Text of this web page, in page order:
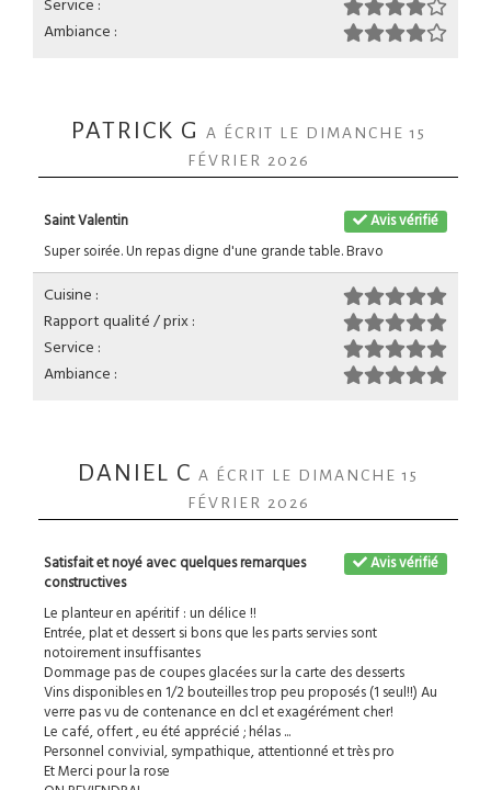
Service :
Ambiance :
PATRICK G
A ÉCRIT LE DIMANCHE 15
FÉVRIER 2026
Avis vérifié
Saint Valentin
Super soirée. Un repas digne d'une grande table. Bravo
Cuisine :
Rapport qualité / prix :
Service :
Ambiance :
DANIEL C A ÉCRIT LE DIMANCHE 15
FÉVRIER 2026
Avis vérifié
Satisfait et noyé avec quelques remarques
constructives
Le planteur en apéritif : un délice !!
Entrée, plat et dessert si bons que les parts servies sont
notoirement insuffisantes
Dommage pas de coupes glacées sur la carte des desserts
Vins disponibles en 1/2 bouteilles trop peu proposés (1 seul!!) Au
verre pas vu de contenance en dcl et exagérément cher!
Le café, offert , eu été apprécié ; hélas ...
Personnel convivial, sympathique, attentionné et très pro
Et Merci pour la rose